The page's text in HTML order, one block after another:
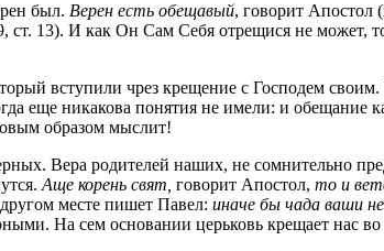
был. Верен есть обещавый, говорит Апостол
ст. 13). И как Он Сам Себя отрещися не может,
вступили чрез крещение с Господем
еще никакова понятия не имели: и обещание
образом мыслит!
Вера родителей наших, не сомнительно
Аще корень свят, говорит Апостол, то и
месте пишет Павел: иначе бы чада ваши
На сем основании церьковь крещает нас во